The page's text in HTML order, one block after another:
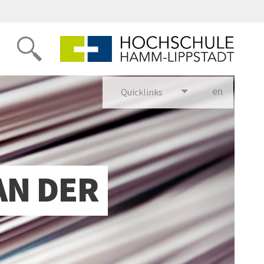
Quicklinks en glish
DER